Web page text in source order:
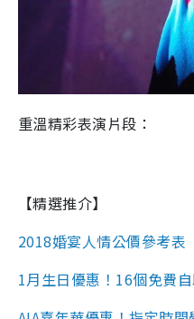
重溫精彩表演片段：
【精選推介】
2018婚宴人情公價參考表
1月生日優惠！16個免費